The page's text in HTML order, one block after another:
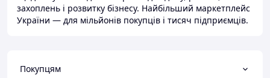
захоплень і розвитку бізнесу. Найбільший маркетплейс
України — для мільйонів покупців і тисяч підприємців.
Покупцям